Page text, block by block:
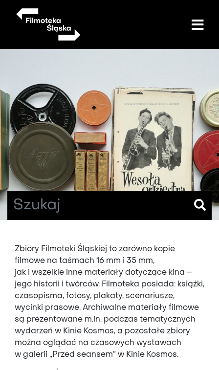
Zbiory Filmoteki Śląskiej to zarówno kopie
filmowe na taśmach 16 mm i 35 mm,
jak i wszelkie inne materiały dotyczące kina –
jego historii i twórców. Filmoteka posiada: książki,
czasopisma, fotosy, plakaty, scenariusze,
wycinki prasowe. Archiwalne materiały filmowe
są prezentowane m.in. podczas tematycznych
wydarzeń w Kinie Kosmos, a pozostałe zbiory
można oglądać na czasowych wystawach
w galerii „Przed seansem” w Kinie Kosmos.